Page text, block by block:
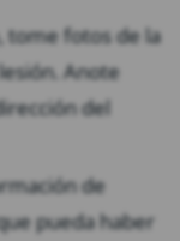
tome fotos de la
Anote
del
de
pueda haber